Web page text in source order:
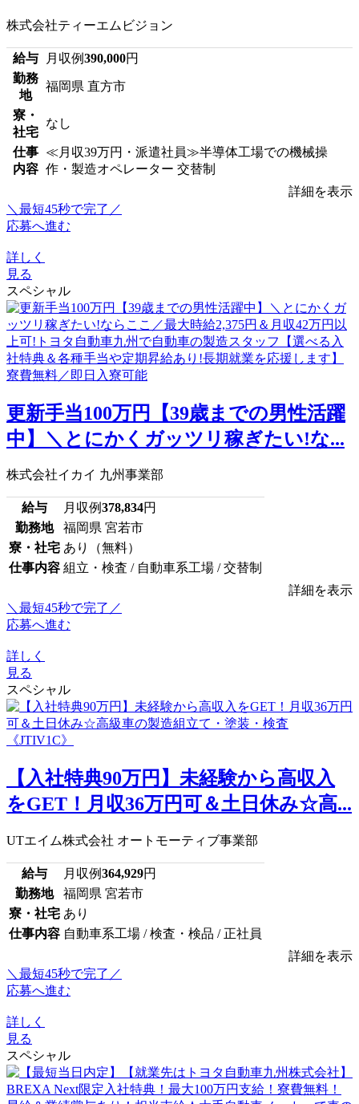
株式会社ティーエムビジョン
給与 月収例390,000円
勤務
地
福岡県 直方市
寮・
社宅
なし
仕事
内容
≪月収39万円・派遣社員≫半導体工場での機械操
作・製造オペレーター 交替制
詳細を表示
＼最短45秒で完了／
応募へ進む
詳しく
見る
スペシャル
更新手当100万円【39歳までの男性活躍
中】＼とにかくガッツリ稼ぎたい!な...
株式会社イカイ 九州事業部
給与 月収例378,834円
勤務地
福岡県 宮若市
寮・社宅 あり（無料）
仕事内容 組立・検査 / 自動車系工場 / 交替制
詳細を表示
＼最短45秒で完了／
応募へ進む
詳しく
見る
スペシャル
【入社特典90万円】未経験から高収入
をGET！月収36万円可＆土日休み☆高...
UTエイム株式会社 オートモーティブ事業部
給与 月収例364,929円
勤務地
福岡県 宮若市
寮・社宅 あり
仕事内容 自動車系工場 / 検査・検品 / 正社員
詳細を表示
＼最短45秒で完了／
応募へ進む
詳しく
見る
スペシャル